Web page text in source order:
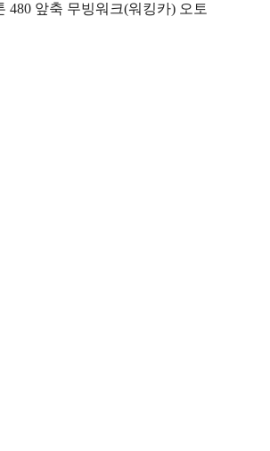
480 앞축 무빙워크(워킹카) 오토